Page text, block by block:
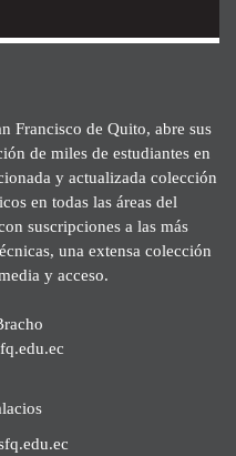
Francisco de Quito, abre sus
de miles de estudiantes en
y actualizada colección
en todas las áreas del
suscripciones a las más
una extensa colección
y acceso.